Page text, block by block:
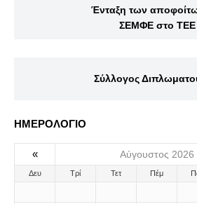
Ένταξη των
ΣΕΜΦΕ στο ΤΕΕ
Σύλλογος
ΗΜΕΡΟΛΟΓΙΟ
« Αύγουστος 2026
Δευ Τρί Τετ Πέμ